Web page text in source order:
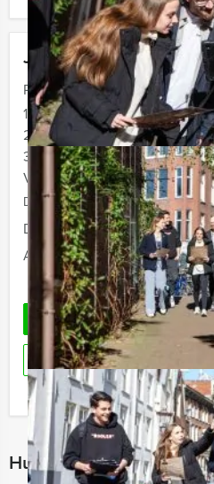
Jouw uitje
Prijs :
12 - 19 personen
20 - 29 personen
30 - 39 personen
Vanaf 40 personen
De prijzen zijn exclusief BTW
Duur:
4 uur en 30 minuten
Aantal:
Minimaal 12
OFFERTE
Ik heb een
Hulp nodig bij het